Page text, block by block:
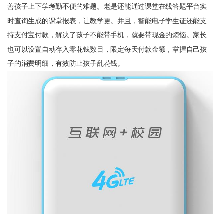
善孩子上下学考勤不便的难题。老是还能通过课堂在线答题平台实
时查询生成的课堂报表，让教学更。并且，智能电子学生证还能支
持支付宝付款，解决了孩子不能带手机，就要带现金的烦恼。家长
也可以设置自动存入零花钱数目，限定每天付款金额，掌握自己孩
子的消费明细，有效防止孩子乱花钱。